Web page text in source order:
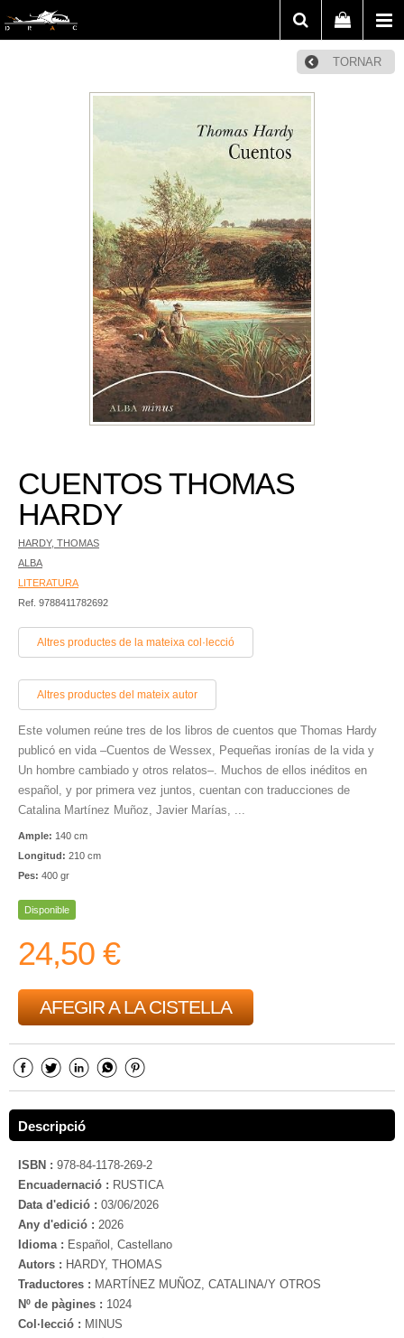
TORNAR
CUENTOS THOMAS
HARDY
HARDY, THOMAS
ALBA
LITERATURA
Ref. 9788411782692
Altres productes de la mateixa col·lecció
Altres productes del mateix autor
Este volumen reúne tres de los libros de cuentos que Thomas Hardy
publicó en vida –Cuentos de Wessex, Pequeñas ironías de la vida y
Un hombre cambiado y otros relatos–. Muchos de ellos inéditos en
español, y por primera vez juntos, cuentan con traducciones de
Catalina Martínez Muñoz, Javier Marías, ...
Ample: 140 cm
Longitud: 210 cm
Pes: 400 gr
Disponible
24,50 €
AFEGIR A LA CISTELLA
Descripció
ISBN : 978-84-1178-269-2
Encuadernació : RUSTICA
Data d'edició : 03/06/2026
Any d'edició : 2026
Idioma : Español, Castellano
Autors : HARDY, THOMAS
Traductores : MARTÍNEZ MUÑOZ, CATALINA/Y OTROS
Nº de pàgines : 1024
Col·lecció : MINUS